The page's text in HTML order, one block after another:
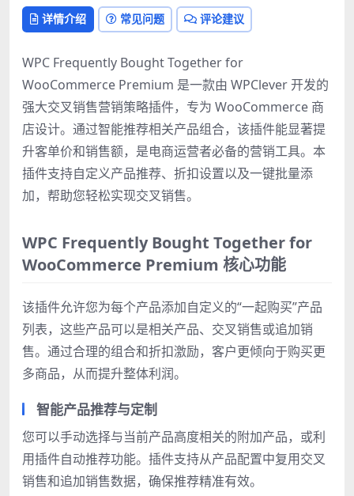
详情介绍 常见问题 评论建议
WPC Frequently Bought Together for
WooCommerce Premium 是一款由 WPClever 开发的
强大交叉销售营销策略插件，专为 WooCommerce 商
店设计。通过智能推荐相关产品组合，该插件能显著提
升客单价和销售额，是电商运营者必备的营销工具。本
插件支持自定义产品推荐、折扣设置以及一键批量添
加，帮助您轻松实现交叉销售。
WPC Frequently Bought Together for
WooCommerce Premium 核心功能
该插件允许您为每个产品添加自定义的“一起购买”产品
列表，这些产品可以是相关产品、交叉销售或追加销
售。通过合理的组合和折扣激励，客户更倾向于购买更
多商品，从而提升整体利润。
智能产品推荐与定制
您可以手动选择与当前产品高度相关的附加产品，或利
用插件自动推荐功能。插件支持从产品配置中复用交叉
销售和追加销售数据，确保推荐精准有效。